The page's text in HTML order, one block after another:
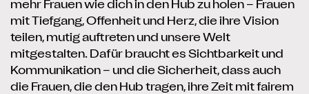
mehr Frauen wie dich in den Hub zu holen – Frauen
mit Tiefgang, Offenheit und Herz, die ihre Vision
teilen, mutig auftreten und unsere Welt
mitgestalten. Dafür braucht es Sichtbarkeit und
Kommunikation – und die Sicherheit, dass auch
die Frauen, die den Hub tragen, ihre Zeit mit fairem